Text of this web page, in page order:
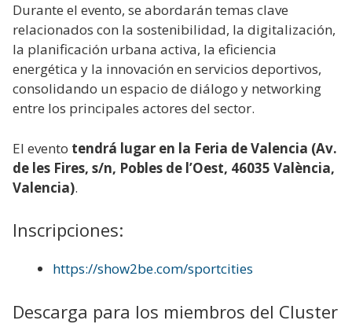
Durante el evento, se abordarán temas clave
relacionados con la sostenibilidad, la digitalización,
la planificación urbana activa, la eficiencia
energética y la innovación en servicios deportivos,
consolidando un espacio de diálogo y networking
entre los principales actores del sector.
El evento tendrá lugar en la Feria de Valencia (Av.
de les Fires, s/n, Pobles de l’Oest, 46035 València,
Valencia).
Inscripciones:
https://show2be.com/sportcities
Descarga para los miembros del Cluster